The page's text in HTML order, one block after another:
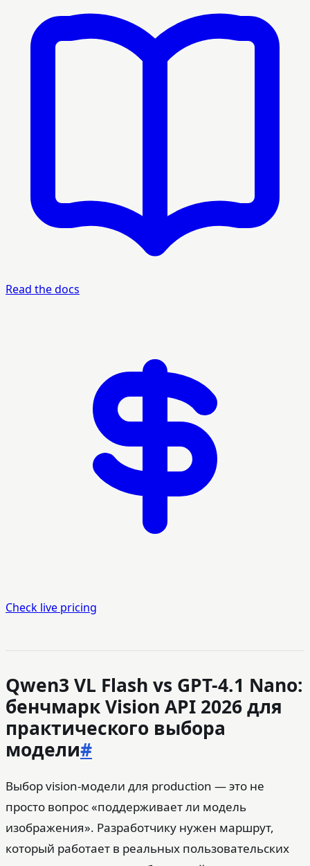
Read the docs
Check live pricing
Qwen3 VL Flash vs GPT-4.1 Nano:
бенчмарк Vision API 2026 для
практического выбора
модели#
Выбор vision-модели для production — это не
просто вопрос «поддерживает ли модель
изображения». Разработчику нужен маршрут,
который работает в реальных пользовательских